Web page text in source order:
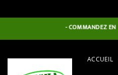
À ELISHA'S - COMMANDEZ EN
ACCUEIL